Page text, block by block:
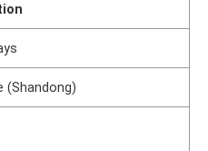
(Shandong)